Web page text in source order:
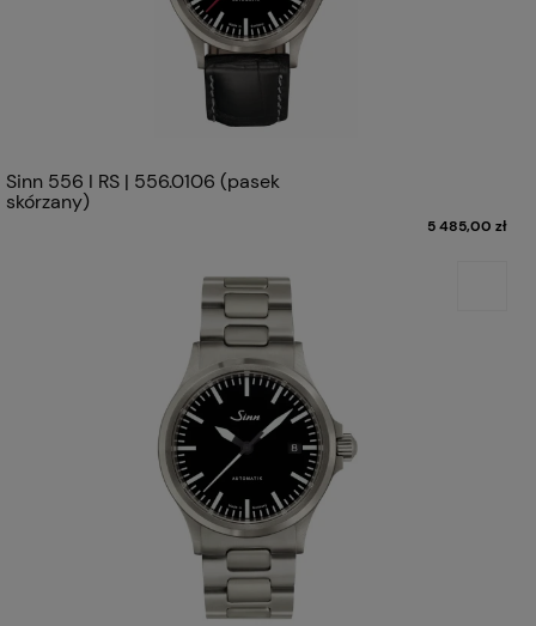
Sinn 556 I RS | 556.0106 (pasek
skórzany)
5 485,00 zł